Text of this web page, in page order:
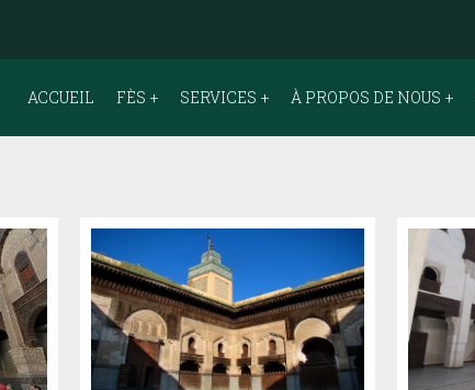
ACCUEIL FÈS SERVICES À PROPOS DE NOUS